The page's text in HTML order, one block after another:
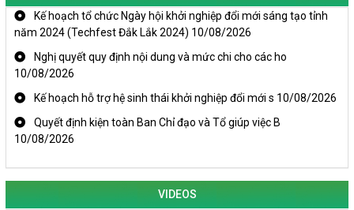
Kế hoạch tổ chức Ngày hội khởi nghiệp đổi mới sáng tạo tỉnh
năm 2024 (Techfest Đắk Lắk 2024) 10/08/2026
Nghị quyết quy định nội dung và mức chi cho các ho
10/08/2026
Kế hoạch hỗ trợ hệ sinh thái khởi nghiệp đổi mới s 10/08/2026
Quyết định kiện toàn Ban Chỉ đạo và Tổ giúp việc B
10/08/2026
VIDEOS